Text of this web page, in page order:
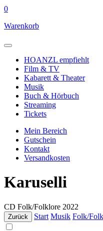
0
Warenkorb
HOANZL empfiehlt
Film & TV
Kabarett & Theater
Musik
Buch & Hörbuch
Streaming
Tickets
Mein Bereich
Gutschein
Kontakt
Versandkosten
Karuselli
CD Folk/Folklore 2022
Zurück Start Musik Folk/